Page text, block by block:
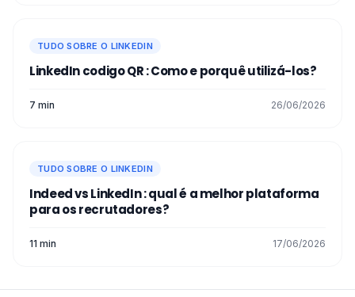
TUDO SOBRE O LINKEDIN
LinkedIn codigo QR : Como e porquê utilizá-los?
7 min 26/06/2026
TUDO SOBRE O LINKEDIN
Indeed vs LinkedIn : qual é a melhor plataforma
para os recrutadores?
11 min 17/06/2026